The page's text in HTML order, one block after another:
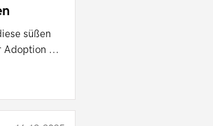
süßen
Adoption ...